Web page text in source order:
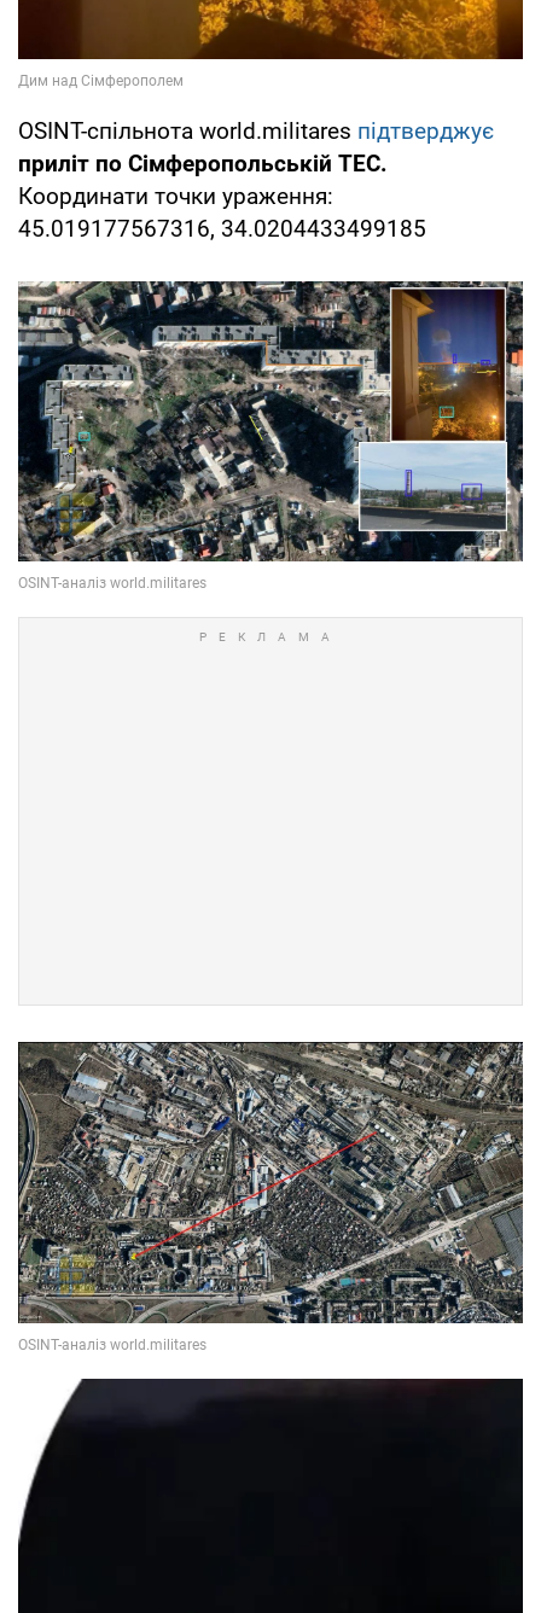
OSINT-спільнота world.militares підтверджує
приліт по Сімферопольській ТЕС.
Координати точки ураження:
45.019177567316, 34.0204433499185